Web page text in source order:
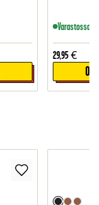
Varastossa
29,95 €